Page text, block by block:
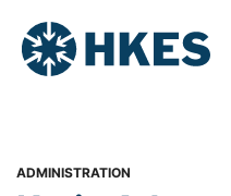
Inhalt
springen
ADMINISTRATION